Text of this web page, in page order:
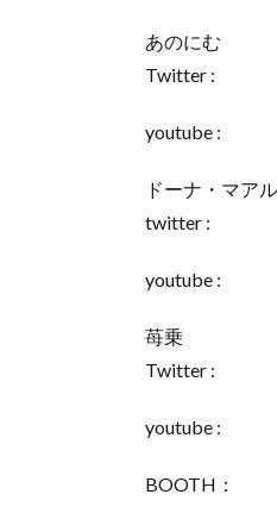
あのにむ
Twitter :
youtube :
ドーナ・マアル
twitter :
youtube :
苺乗
Twitter :
youtube :
BOOTH：